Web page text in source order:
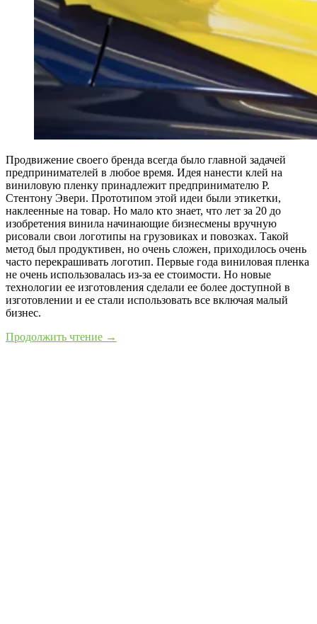
Продвижение своего бренда всегда было главной задачей
предпринимателей в любое время. Идея нанести клей на
виниловую пленку принадлежит предпринимателю Р.
Стентону Эвери. Прототипом этой идеи были этикетки,
наклеенные на товар. Но мало кто знает, что лет за 20 до
изобретения винила начинающие бизнесмены вручную
рисовали свои логотипы на грузовиках и повозках. Такой
метод был продуктивен, но очень сложен, приходилось очень
часто перекрашивать логотип. Первые года виниловая пленка
не очень использовалась из-за ее стоимости. Но новые
технологии ее изготовления сделали ее более доступной в
изготовлении и ее стали использовать все включая малый
бизнес.
Продолжить чтение →